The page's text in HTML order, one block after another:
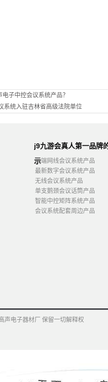
子中控会议系统产品？
系统入驻吉林省高级法院单位
j9九游会真人第一品牌
示
高端网线会议系统产品
最新数字会议系统产品
无线会议系统产品
单支鹅颈会议话筒产品
智能中控矩阵系统产品
会议系统配套周边产品
声电子器材厂 保留一切解释权